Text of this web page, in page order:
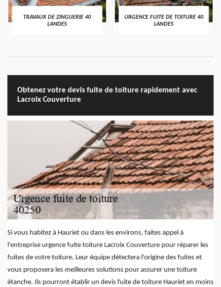
TRAVAUX DE ZINGUERIE 40
LANDES
URGENCE FUITE DE TOITURE 40
LANDES
Obtenez votre devis fuite de toiture rapidement avec
Lacroix Couverture
Si vous habitez à Hauriet ou dans les environs, faites appel à
l'entreprise urgence fuite toiture Lacroix Couverture pour réparer les
fuites de votre toiture. Leur équipe détectera l'origine des fuites et
vous proposera les meilleures solutions pour assurer une toiture
étanche. Ils pourront établir un devis fuite de toiture Hauriet en moins